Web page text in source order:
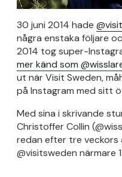
30 juni 2014 hade
några enstaka följare
2014 tog super-
mer känd som
ut när Visit Sweden,
på Instagram med sitt
Med sina i skrivande
Christoffer Collin
redan efter tre
@visitsweden närmare